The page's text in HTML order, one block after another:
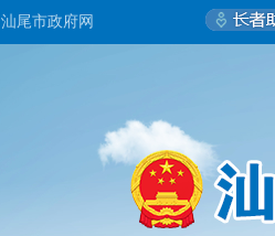
汕尾市政府网